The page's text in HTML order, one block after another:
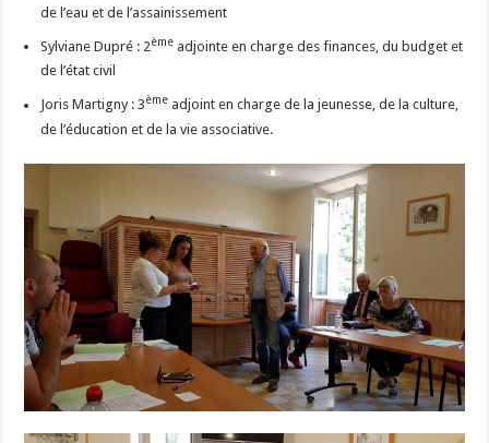
de l’eau et de l’assainissement
Sylviane Dupré : 2ème adjointe en charge des finances, du budget et
de l’état civil
Joris Martigny : 3ème adjoint en charge de la jeunesse, de la culture,
de l’éducation et de la vie associative.